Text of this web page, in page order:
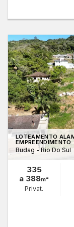
LOTEAMENTO
EMPREENDIMENTO
Budag - Rio Do Sul
335
a 388m²
Privat.